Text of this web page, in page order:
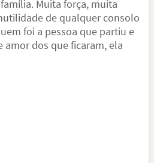
Muita força, muita
de qualquer consolo
foi a pessoa que partiu e
amor dos que ficaram, ela